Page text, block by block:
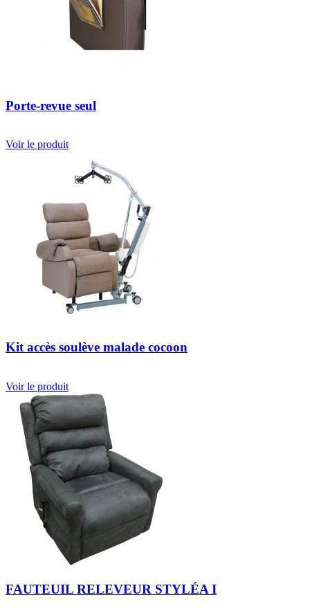
Porte-revue seul
Voir le produit
Kit accès soulève malade cocoon
Voir le produit
FAUTEUIL RELEVEUR STYLÉA I